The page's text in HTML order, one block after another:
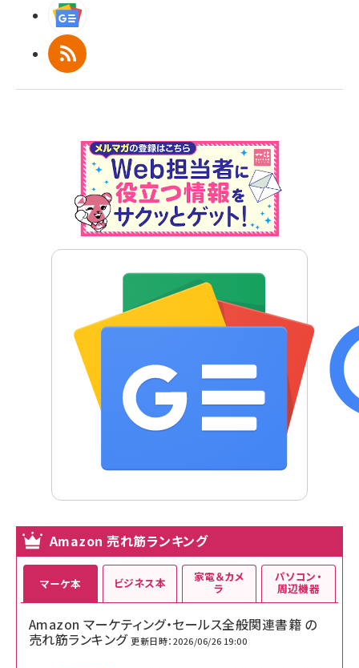
RSS
Amazon 売れ筋ランキング
マーケ本
Amazon マーケティング・セールス全般関連書籍 の
売れ筋ランキング 更新日時：2026/06/26 19:00
ビジネス本 家電＆カメ
ラ
パソコン・
周辺機器